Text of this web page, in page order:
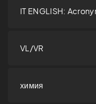
IT ENGLISH:
VL/VR
химия